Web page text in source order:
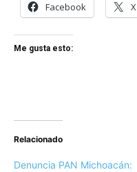
Facebook X
Me gusta esto:
Relacionado
Denuncia PAN Michoacán: